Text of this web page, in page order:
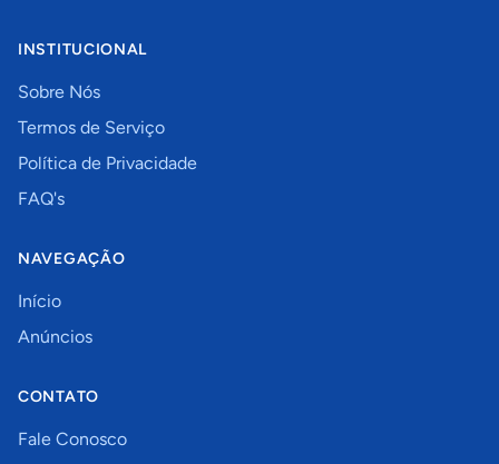
INSTITUCIONAL
Sobre Nós
Termos de Serviço
Política de Privacidade
FAQ's
NAVEGAÇÃO
Início
Anúncios
CONTATO
Fale Conosco